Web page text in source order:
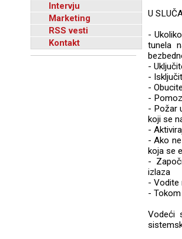
Intervju
Marketing
RSS vesti
Kontakt
U
-
tunela
-
-
-
-
- Požar
koji se
-
- Ako
koja se
-
izlaza
- Vodite
-
Vodeći